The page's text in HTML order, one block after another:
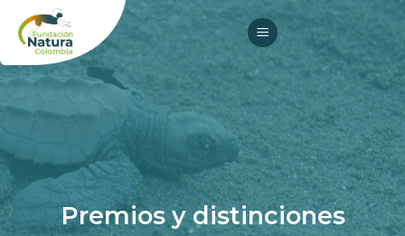
content
Premios y distinciones